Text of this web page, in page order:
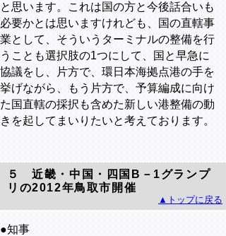
と思います。これは国の方と今後話合いも
必要かとは思いますけれども、国の直轄事
業として、そういうターミナルの整備を行
うことも選択肢の1つにして、国と早急に
協議をし、片方で、環日本海拠点港の手を
挙げながら、もう片方で、予算編成に向け
た国直轄の採択も含めた新しい港整備の動
きを起してまいりたいと考えております。
５ 近畿・中国・四国B－1グランプ
リの2012年鳥取市開催
▲トップに戻る
●知事